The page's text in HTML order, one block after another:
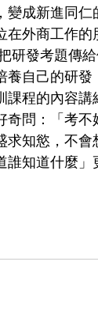
變成新進同
在外商工作
研發考題傳
養自己的研
課程的內容
奇問：「考
求知慾，不
誰知道什麼」